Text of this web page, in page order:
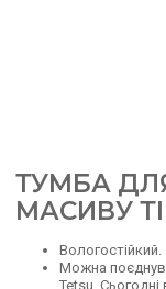
ТУМБА
МАСИВУ
Вологостійкий.
Можна
Tetsu. Сьогодні